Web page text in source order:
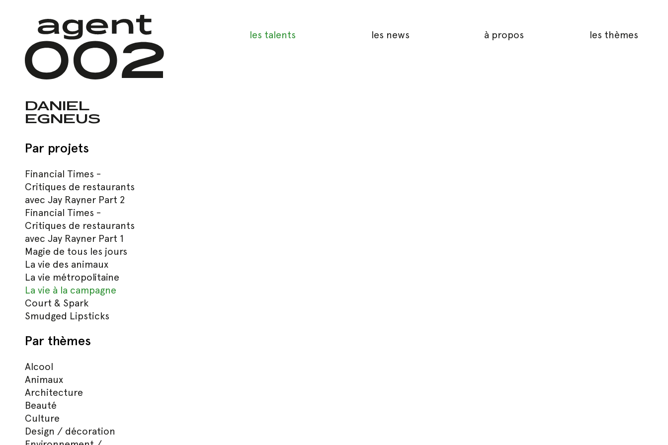
Hit enter to search or ESC to close
les talents les news à propos les thèmes
DANIEL
EGNEUS
Par projets
Financial Times -
Critiques de restaurants
avec Jay Rayner Part 2
Financial Times -
Critiques de restaurants
avec Jay Rayner Part 1
Magie de tous les jours
La vie des animaux
La vie métropolitaine
La vie à la campagne
Court & Spark
Smudged Lipsticks
Par thèmes
Alcool
Animaux
Architecture
Beauté
Culture
Design / décoration